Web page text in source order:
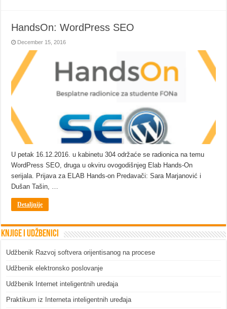
HandsOn: WordPress SEO
December 15, 2016
U petak 16.12.2016. u kabinetu 304 održaće se radionica na temu
WordPress SEO, druga u okviru ovogodišnjeg Elab Hands-On
serijala. Prijava za ELAB Hands-on Predavači: Sara Marjanović i
Dušan Tašin, …
Detaljnije
Knjige i udžbenici
Udžbenik Razvoj softvera orijentisanog na procese
Udžbenik elektronsko poslovanje
Udžbenik Internet inteligentnih uređaja
Praktikum iz Interneta inteligentnih uređaja